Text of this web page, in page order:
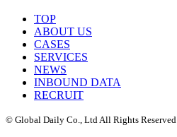
TOP
ABOUT US
CASES
SERVICES
NEWS
INBOUND DATA
RECRUIT
© Global Daily Co., Ltd All Rights Reserved